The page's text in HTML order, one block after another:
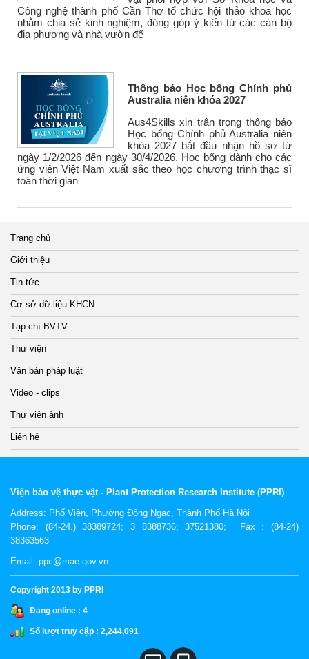
Công nghệ thành phố Cần Thơ tổ chức hội thảo khoa học
nhằm chia sẻ kinh nghiệm, đóng góp ý kiến từ các cán bộ
địa phương và nhà vườn để
Thông báo Học bổng Chính phủ
Australia niên khóa 2027
Aus4Skills xin trân trọng thông báo
Học bổng Chính phủ Australia niên
khóa 2027 bắt đầu nhận hồ sơ từ
ngày 1/2/2026 đến ngày 30/4/2026. Học bổng dành cho các
ứng viên Việt Nam xuất sắc theo học chương trình thạc sĩ
toàn thời gian
Trang chủ
Giới thiệu
Tin tức
Cơ sở dữ liệu KHCN
Tạp chí BVTV
Thư viện
Văn bản pháp luật
Video - clips
Thư viện ảnh
Liên hệ
Viện bảo vệ thực vật - Plant Protection Research Institute (PPRI)
Address: Phố Viên, Phường Đông Ngạc, Thành Phố Hà Nội
Phone: (84-24.) 38389724; 3 8388736; 37521380; Fax : (84-24)
38363563
Email: ppri@mae.gov.vn
Copyright 2013 by PPRI
Đang online : 4
Số lượt truy cập : 2,244,091